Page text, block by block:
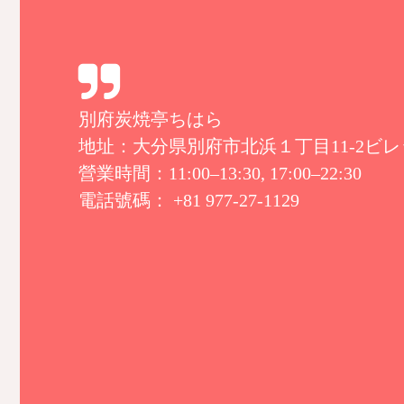
別府炭焼亭ちはら
地址：大分県別府市北浜１丁目11-2ビ
營業時間：11:00–13:30, 17:00–22:30
電話號碼： +81 977-27-1129